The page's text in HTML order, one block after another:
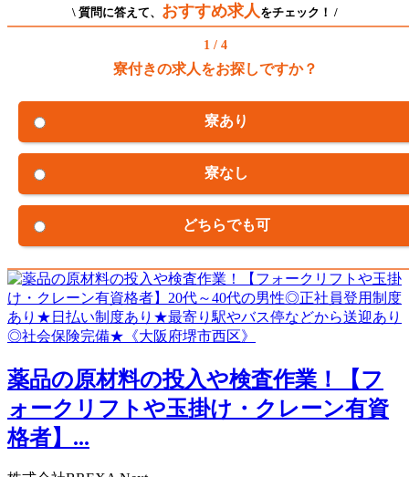
\ 質問に答えて、 おすすめ求人 をチェック！ /
1 / 4
寮付きの求人をお探しですか？
寮あり
寮なし
どちらでも可
薬品の原材料の投入や検査作業！【フ
ォークリフトや玉掛け・クレーン有資
格者】...